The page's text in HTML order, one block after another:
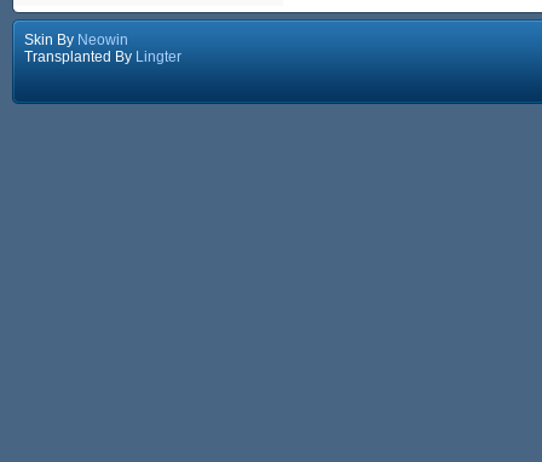
Skin By Neowin
Transplanted By Lingter